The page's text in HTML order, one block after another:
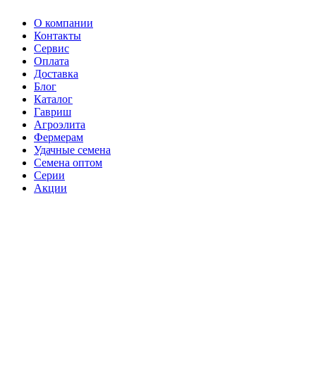
О компании
Контакты
Сервис
Оплата
Доставка
Блог
Каталог
Гавриш
Агроэлита
Фермерам
Удачные семена
Семена оптом
Серии
Акции